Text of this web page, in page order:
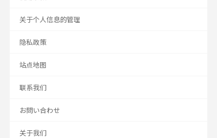
关于个人信息的管理
隐私政策
站点地图
联系我们
お問い合わせ
关于我们